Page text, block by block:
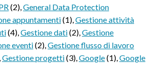
(2),General Data Protection
appuntamenti(1),Gestione attività
(4),Gestione dati(2),Gestione
eventi(2),Gestione flusso di lavoro
,Gestione progetti(3),Google(1),Google